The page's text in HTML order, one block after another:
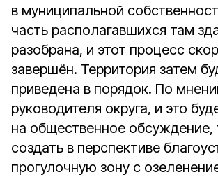
в муниципальной
часть располагавшихся там
разобрана, и этот процесс
завершён. Территория затем
приведена в порядок. По
руководителя округа, и это
на общественное обсуждение,
создать в перспективе
прогулочную зону с